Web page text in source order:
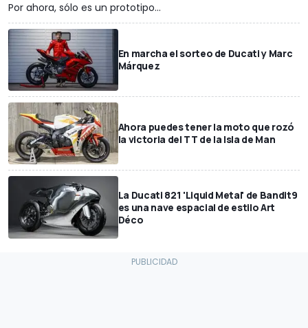
Por ahora, sólo es un prototipo...
En marcha el sorteo de Ducati y Marc
Márquez
Ahora puedes tener la moto que rozó
la victoria del TT de la Isla de Man
La Ducati 821 'Liquid Metal' de Bandit9
es una nave espacial de estilo Art
Déco